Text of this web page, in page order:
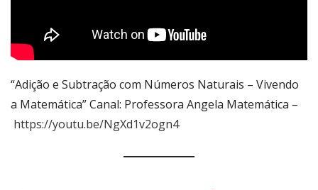
“Adição e Subtração com Números Naturais – Vivendo
a Matemática” Canal: Professora Angela Matemática –
https://youtu.be/NgXd1v2ogn4